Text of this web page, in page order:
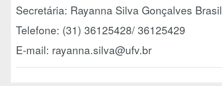
Secretária: Rayanna Silva Gonçalves Brasil
Telefone: (31) 36125428/ 36125429
E-mail: rayanna.silva@ufv.br